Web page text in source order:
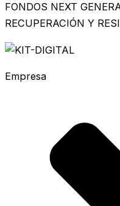
FONDOS NEXT
RECUPERACIÓN Y
Empresa